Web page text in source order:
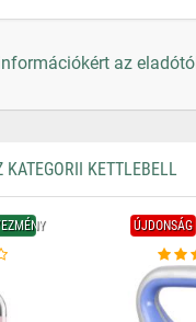
az eladótól
KATEGORII KETTLEBELL
ÚJDONSÁG